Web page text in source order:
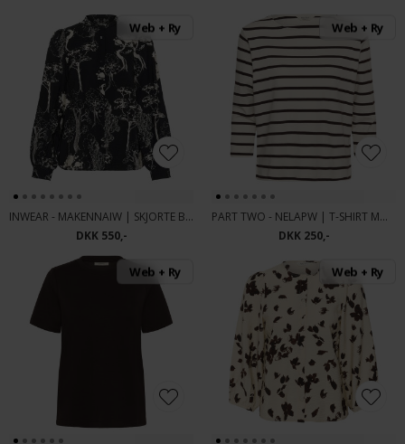
Web + Ry
INWEAR - MAKENNAIW | SKJORTE BLACK TREE
DKK 550,-
Web + Ry
PART TWO - NELAPW | T-SHIRT MOLE STRIPE
DKK 250,-
Web + Ry Web + Ry